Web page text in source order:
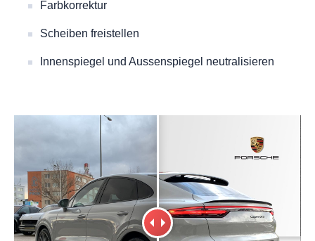
Farbkorrektur
Scheiben freistellen
Innenspiegel und Aussenspiegel neutralisieren